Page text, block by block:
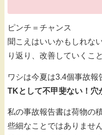
ピンチ＝チャンス
聞こえはいいかもしれな
り返り、改善していくこ
ワシは今夏は3.4個事故報
TKとして不甲斐ない！穴
私の事故報告書は荷物の
些細なことではありません